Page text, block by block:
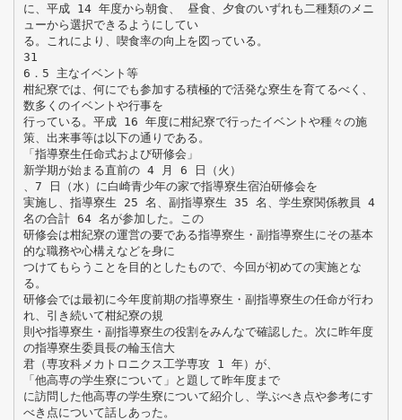
に、平成 14 年度から朝食、 昼食、夕食のいずれも二種類のメニ
ューから選択できるようにしてい
る。これにより、喫食率の向上を図っている。
31
6．5 主なイベント等
柑紀寮では、何にでも参加する積極的で活発な寮生を育てるべく、
数多くのイベントや行事を
行っている。平成 16 年度に柑紀寮で行ったイベントや種々の施
策、出来事等は以下の通りである。
「指導寮生任命式および研修会」
新学期が始まる直前の 4 月 6 日（火）
、7 日（水）に白崎青少年の家で指導寮生宿泊研修会を
実施し、指導寮生 25 名、副指導寮生 35 名、学生寮関係教員 4
名の合計 64 名が参加した。この
研修会は柑紀寮の運営の要である指導寮生・副指導寮生にその基本
的な職務や心構えなどを身に
つけてもらうことを目的としたもので、今回が初めての実施とな
る。
研修会では最初に今年度前期の指導寮生・副指導寮生の任命が行わ
れ、引き続いて柑紀寮の規
則や指導寮生・副指導寮生の役割をみんなで確認した。次に昨年度
の指導寮生委員長の輪玉信大
君（専攻科メカトロニクス工学専攻 1 年）が、
「他高専の学生寮について」と題して昨年度まで
に訪問した他高専の学生寮について紹介し、学ぶべき点や参考にす
べき点について話しあった。